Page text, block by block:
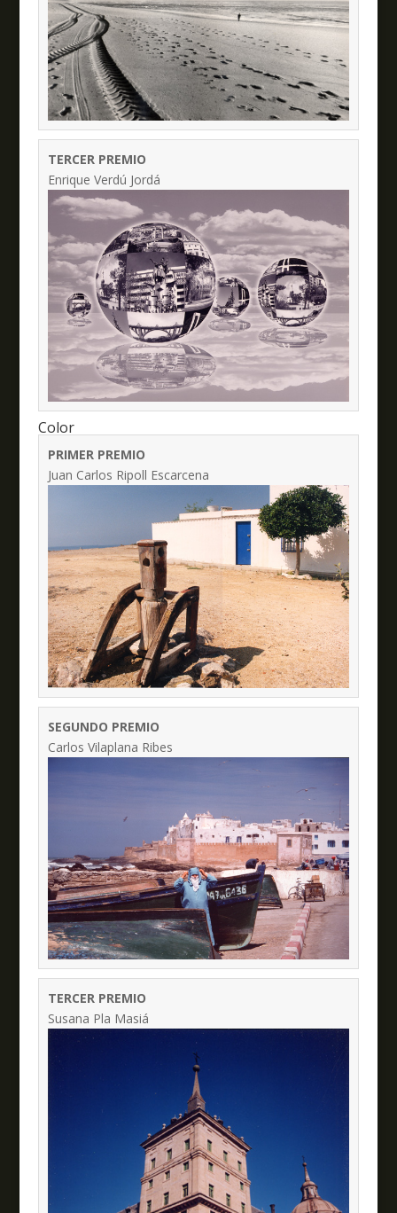
TERCER PREMIO
Enrique Verdú Jordá
Color
PRIMER PREMIO
Juan Carlos Ripoll Escarcena
SEGUNDO PREMIO
Carlos Vilaplana Ribes
TERCER PREMIO
Susana Pla Masiá